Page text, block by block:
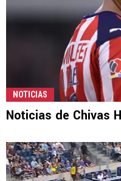
NOTICIAS
Noticias de Chivas